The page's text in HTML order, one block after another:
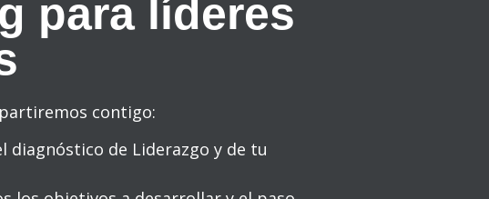
para líderes
contigo:
diagnóstico de Liderazgo y de tu